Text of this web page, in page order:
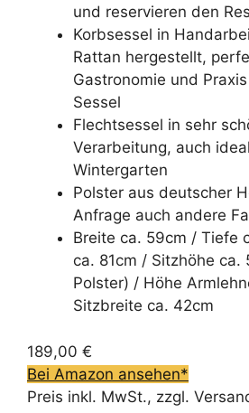
und reservieren den
Korbsessel in
Rattan hergestellt,
Gastronomie und
Sessel
Flechtsessel in sehr
Verarbeitung, auch
Wintergarten
Polster aus deutscher
Anfrage auch andere
Breite ca. 59cm / Tiefe
ca. 81cm / Sitzhöhe ca.
Polster) / Höhe
Sitzbreite ca. 42cm
189,00 €
Bei Amazon ansehen*
Preis inkl. MwSt., zzgl.